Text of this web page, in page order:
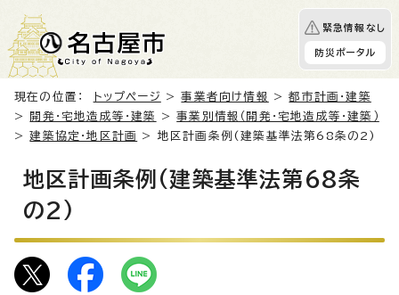
緊急情報なし
防災ポータル
現在の位置： トップページ >事業者向け情報 >都市計画・建築
>
開発・宅地造成等・建築 >事業別情報（開発・宅地造成等・建築）
>建築協定・地区計画 > 地区計画条例(建築基準法第68条の2)
地区計画条例(建築基準法第68条
の2)